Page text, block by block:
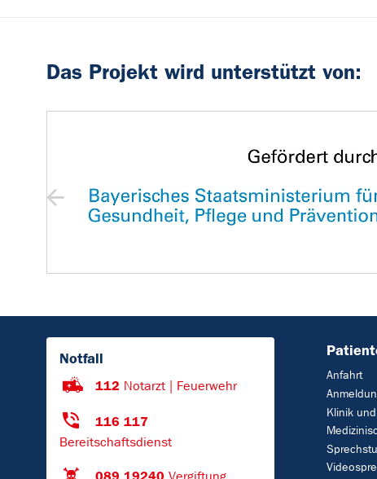
Das Projekt wird unterstützt von:
Notfall
112 Notarzt | Feuerwehr
116 117
Bereitschaftsdienst
Anfahrt
Klinik